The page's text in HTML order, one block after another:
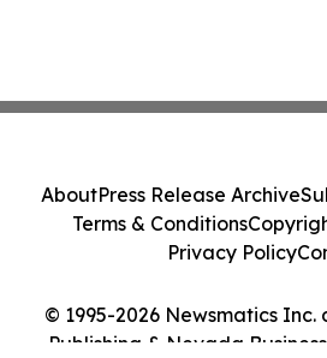
© 1995-2026 Newsmatics
Publishing & Nevada
AboutPress Release Archive
Terms & Conditions
Privacy Policy